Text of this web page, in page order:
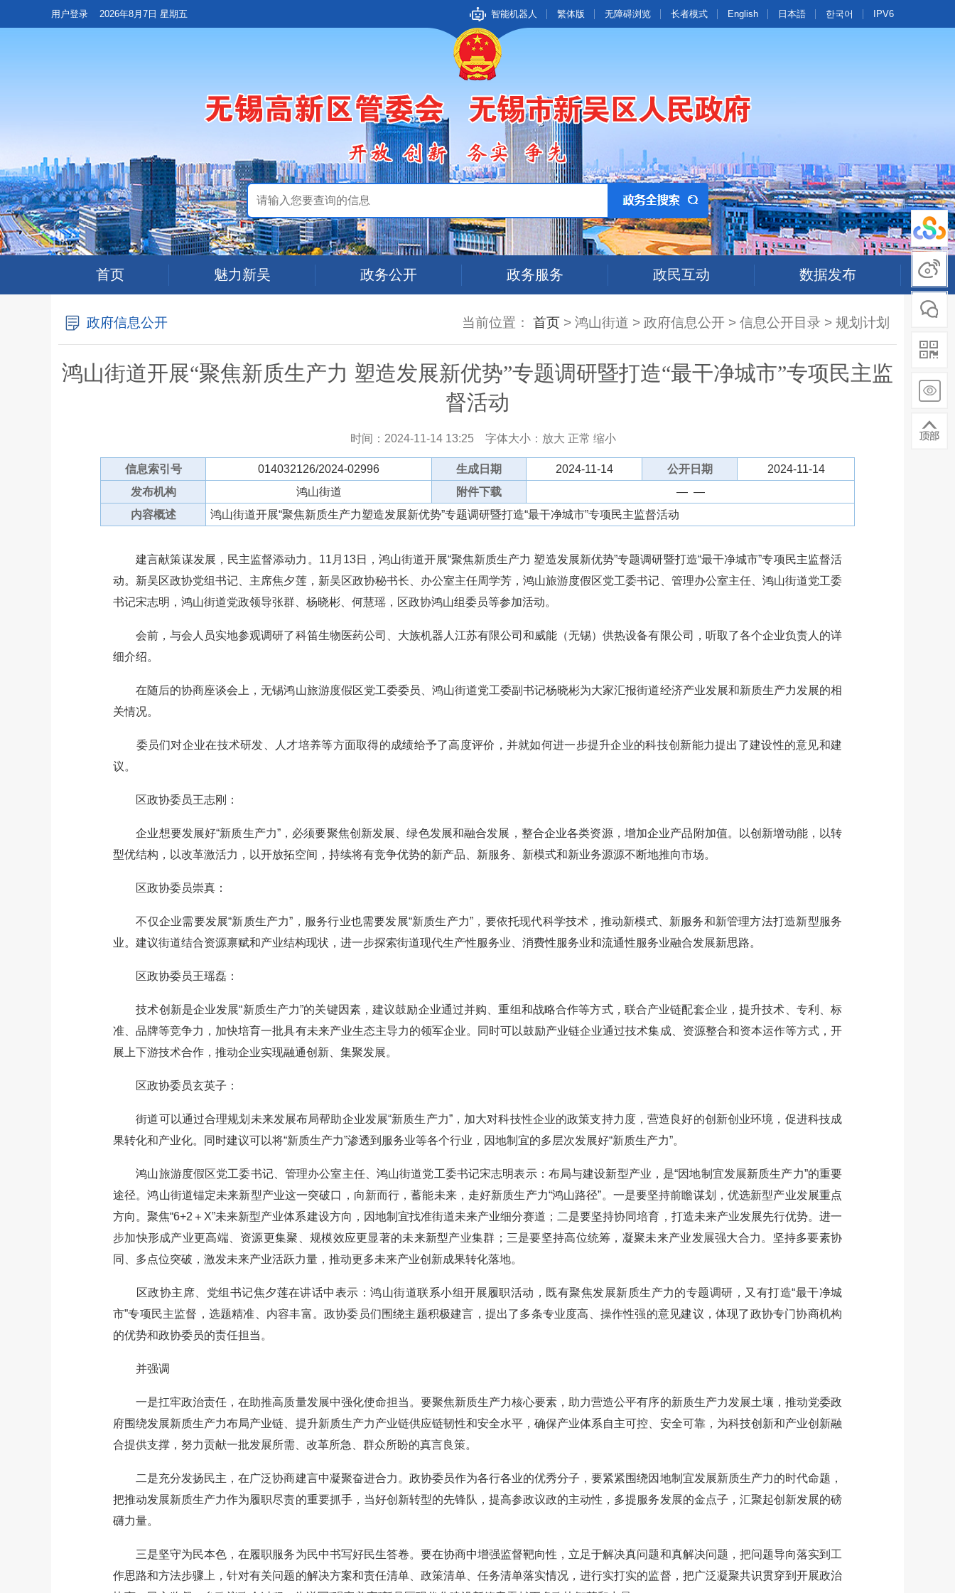
用户登录 2026年8月7日 星期五 智能机器人 繁体版 无障碍浏览 长者模式 English 日本語 한국어 IPV6
首页 魅力新吴 政务公开 政务服务 政民互动 数据发布
政府信息公开 当前位置： 首页 > 鸿山街道 > 政府信息公开 > 信息公开目录 > 规划计划
鸿山街道开展“聚焦新质生产力 塑造发展新优势”专题调研暨打造“最干净城市”专项民主监
督活动
时间：2024-11-14 13:25 字体大小： 放大 正常 缩小
信息索引号 014032126/2024-02996 生成日期 2024-11-14 公开日期
2024-11-14
发布机构
鸿山街道 附件下载
— —
内容概述
鸿山街道开展“聚焦新质生产力塑造发展新优势”专题调研暨打造“最干净城市”专项民主监督活动
建言献策谋发展，民主监督添动力。11月13日，鸿山街道开展“聚焦新质生产力 塑造发展新优势”专题调研暨打造“最干净城市”专项民主监督活
动。新吴区政协党组书记、主席焦夕莲，新吴区政协秘书长、办公室主任周学芳，鸿山旅游度假区党工委书记、管理办公室主任、鸿山街道党工委
书记宋志明，鸿山街道党政领导张群、杨晓彬、何慧瑶，区政协鸿山组委员等参加活动。
会前，与会人员实地参观调研了科笛生物医药公司、大族机器人江苏有限公司和威能（无锡）供热设备有限公司，听取了各个企业负责人的详
细介绍。
在随后的协商座谈会上，无锡鸿山旅游度假区党工委委员、鸿山街道党工委副书记杨晓彬为大家汇报街道经济产业发展和新质生产力发展的相
关情况。
委员们对企业在技术研发、人才培养等方面取得的成绩给予了高度评价，并就如何进一步提升企业的科技创新能力提出了建设性的意见和建
议。
区政协委员王志刚：
企业想要发展好“新质生产力”，必须要聚焦创新发展、绿色发展和融合发展，整合企业各类资源，增加企业产品附加值。以创新增动能，以转
型优结构，以改革激活力，以开放拓空间，持续将有竞争优势的新产品、新服务、新模式和新业务源源不断地推向市场。
区政协委员崇真：
不仅企业需要发展“新质生产力”，服务行业也需要发展“新质生产力”，要依托现代科学技术，推动新模式、新服务和新管理方法打造新型服务
业。建议街道结合资源禀赋和产业结构现状，进一步探索街道现代生产性服务业、消费性服务业和流通性服务业融合发展新思路。
区政协委员王瑶磊：
技术创新是企业发展“新质生产力”的关键因素，建议鼓励企业通过并购、重组和战略合作等方式，联合产业链配套企业，提升技术、专利、标
准、品牌等竞争力，加快培育一批具有未来产业生态主导力的领军企业。同时可以鼓励产业链企业通过技术集成、资源整合和资本运作等方式，开
展上下游技术合作，推动企业实现融通创新、集聚发展。
区政协委员玄英子：
街道可以通过合理规划未来发展布局帮助企业发展“新质生产力”，加大对科技性企业的政策支持力度，营造良好的创新创业环境，促进科技成
果转化和产业化。同时建议可以将“新质生产力”渗透到服务业等各个行业，因地制宜的多层次发展好“新质生产力”。
鸿山旅游度假区党工委书记、管理办公室主任、鸿山街道党工委书记宋志明表示：布局与建设新型产业，是“因地制宜发展新质生产力”的重要
途径。鸿山街道锚定未来新型产业这一突破口，向新而行，蓄能未来，走好新质生产力“鸿山路径”。一是要坚持前瞻谋划，优选新型产业发展重点
方向。聚焦“6+2＋X”未来新型产业体系建设方向，因地制宜找准街道未来产业细分赛道；二是要坚持协同培育，打造未来产业发展先行优势。进一
步加快形成产业更高端、资源更集聚、规模效应更显著的未来新型产业集群；三是要坚持高位统筹，凝聚未来产业发展强大合力。坚持多要素协
同、多点位突破，激发未来产业活跃力量，推动更多未来产业创新成果转化落地。
区政协主席、党组书记焦夕莲在讲话中表示：鸿山街道联系小组开展履职活动，既有聚焦发展新质生产力的专题调研，又有打造“最干净城
市”专项民主监督，选题精准、内容丰富。政协委员们围绕主题积极建言，提出了多条专业度高、操作性强的意见建议，体现了政协专门协商机构
的优势和政协委员的责任担当。
并强调
一是扛牢政治责任，在助推高质量发展中强化使命担当。要聚焦新质生产力核心要素，助力营造公平有序的新质生产力发展土壤，推动党委政
府围绕发展新质生产力布局产业链、提升新质生产力产业链供应链韧性和安全水平，确保产业体系自主可控、安全可靠，为科技创新和产业创新融
合提供支撑，努力贡献一批发展所需、改革所急、群众所盼的真言良策。
二是充分发扬民主，在广泛协商建言中凝聚奋进合力。政协委员作为各行各业的优秀分子，要紧紧围绕因地制宜发展新质生产力的时代命题，
把推动发展新质生产力作为履职尽责的重要抓手，当好创新转型的先锋队，提高参政议政的主动性，多提服务发展的金点子，汇聚起创新发展的磅
礴力量。
三是坚守为民本色，在履职服务为民中书写好民生答卷。要在协商中增强监督靶向性，立足于解决真问题和真解决问题，把问题导向落实到工
作思路和方法步骤上，针对有关问题的解决方案和责任清单、政策清单、任务清单落实情况，进行实打实的监督，把广泛凝聚共识贯穿到开展政治